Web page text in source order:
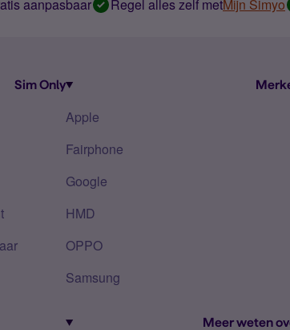
aanpasbaar Regel alles zelf metMijn Simyo
Sim Only
Apple
Fairphone
Google
HMD
OPPO
Samsung
Meer weten